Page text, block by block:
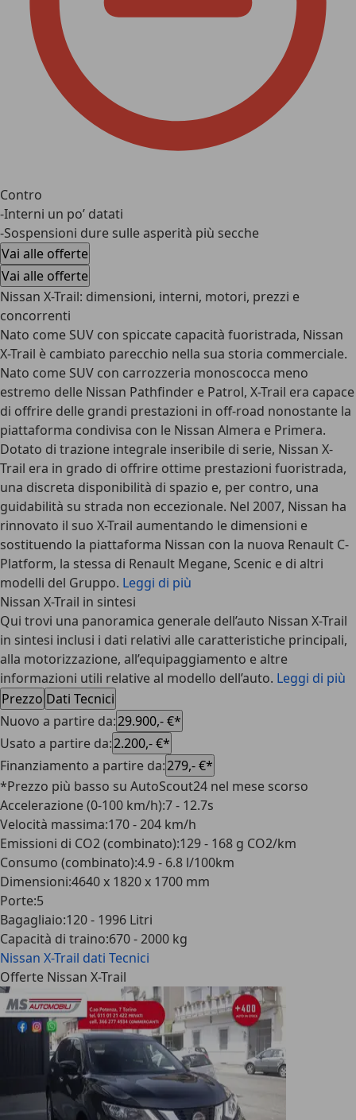
Contro
-Interni un po’ datati
-Sospensioni dure sulle asperità più secche
Vai alle offerte
Vai alle offerte
Nissan X-Trail: dimensioni, interni, motori, prezzi e
concorrenti
Nato come SUV con spiccate capacità fuoristrada, Nissan
X-Trail è cambiato parecchio nella sua storia commerciale.
Nato come SUV con carrozzeria monoscocca meno
estremo delle Nissan Pathfinder e Patrol, X-Trail era capace
di offrire delle grandi prestazioni in off-road nonostante la
piattaforma condivisa con le Nissan Almera e Primera.
Dotato di trazione integrale inseribile di serie, Nissan X-
Trail era in grado di offrire ottime prestazioni fuoristrada,
una discreta disponibilità di spazio e, per contro, una
guidabilità su strada non eccezionale. Nel 2007, Nissan ha
rinnovato il suo X-Trail aumentando le dimensioni e
sostituendo la piattaforma Nissan con la nuova Renault C-
Platform, la stessa di Renault Megane, Scenic e di altri
modelli del Gruppo. Leggi di più
Nissan X-Trail in sintesi
Qui trovi una panoramica generale dell’auto Nissan X-Trail
in sintesi inclusi i dati relativi alle caratteristiche principali,
alla motorizzazione, all’equipaggiamento e altre
informazioni utili relative al modello dell’auto. Leggi di più
Prezzo Dati Tecnici
Nuovo a partire da:29.900,- €*
Usato a partire da:2.200,- €*
Finanziamento a partire da:279,- €*
*Prezzo più basso su AutoScout24 nel mese scorso
Accelerazione (0-100 km/h):7 - 12.7s
Velocità massima:170 - 204 km/h
Emissioni di CO2 (combinato):129 - 168 g CO2/km
Consumo (combinato):4.9 - 6.8 l/100km
Dimensioni:4640 x 1820 x 1700 mm
Porte:5
Bagagliaio:120 - 1996 Litri
Capacità di traino:670 - 2000 kg
Nissan X-Trail dati Tecnici
Offerte Nissan X-Trail